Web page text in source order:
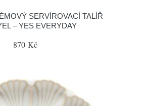
SERVÍROVACÍ TALÍŘ
– YES EVERYDAY
870 Kč